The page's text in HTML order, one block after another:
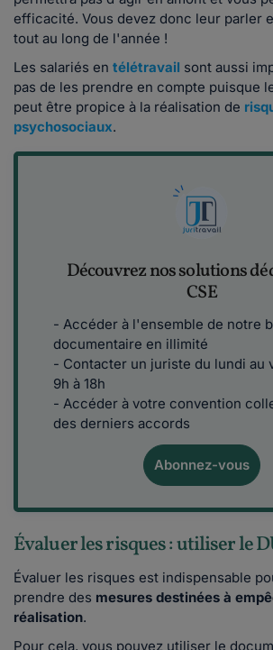
efficacité. Vous devez donc leur parler
tout au long de l'année !
Les salariés en télétravail sont aussi
pas de les prendre en compte puisque
peut être propice à la réalisation de
psychosociaux.
Découvrez nos solutions
CSE
- Accéder à l'ensemble de notre
documentaire en illimité
- Contacter un juriste du lundi au
9h à 18h
- Accéder à votre convention
des derniers accords
Abonnez-vous
Évaluer les risques : utiliser le
Évaluer les risques est indispensable
prendre des mesures destinées à
réalisation.
Pour cela, vous pouvez utiliser le